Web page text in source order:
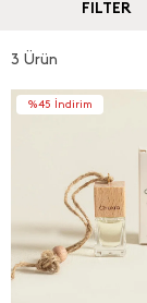
FILTER
3 Ürün
%45 İndirim